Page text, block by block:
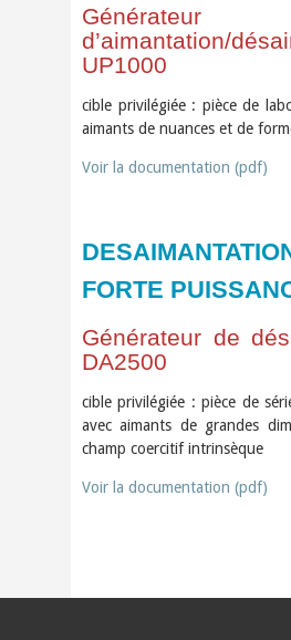
Générateur
d’aimantation/
UP1000
cible privilégiée : pièce de
aimants de nuances et de
Voir la documentation (pdf)
FORTE
Générateur de
DA2500
cible privilégiée : pièce de
avec aimants de grandes
champ coercitif intrinsèque
Voir la documentation (pdf)